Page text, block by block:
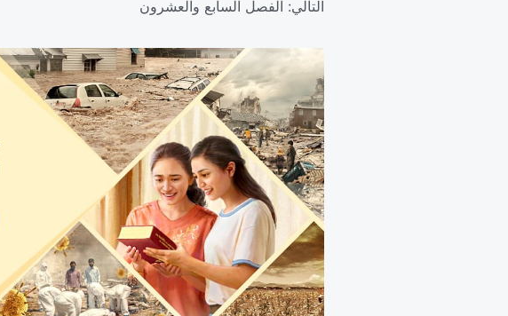
التالي: الفصل السابع والعشرون